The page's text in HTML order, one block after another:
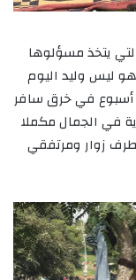
يتخذ مسؤلوها
ليس وليد اليوم
أسبوع في خرق سافر
في الجمال مكملا
زوار ومرتفقي